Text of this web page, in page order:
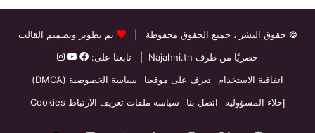
© حقوق النشر ، جميع الحقوق محفوظة |
تم تطوير وتصميم القالب
حصريًا من طرف Najahni.tn | تابعنا على:
اتفاقية الاستخدام
تعرف على موقعنا
سياسة الخصوصية (DMCA)
إخلاء المسؤولية
اتصل بنا سياسة ملفات تعريف الارتباط Cookies